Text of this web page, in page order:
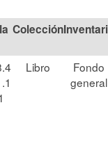
Colección
Libro
Fondo
general